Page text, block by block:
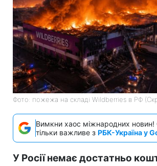
Фото: пожежа на складі Wildberries в РФ
Вимкни хаос міжнародних
тільки важливе з РБК-Україна у
У Росії немає достатньо